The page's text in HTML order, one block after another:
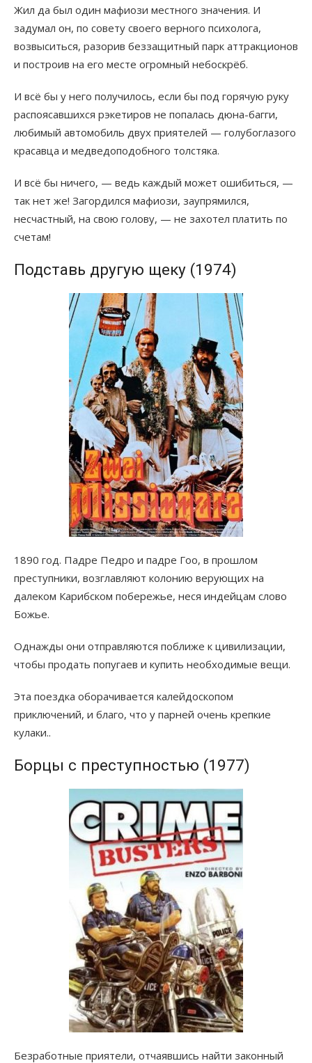
Жил да был один мафиози местного значения. И
задумал он, по совету своего верного психолога,
возвыситься, разорив беззащитный парк аттракционов
и построив на его месте огромный небоскрёб.
И всё бы у него получилось, если бы под горячую руку
распоясавшихся рэкетиров не попалась дюна-багги,
любимый автомобиль двух приятелей — голубоглазого
красавца и медведоподобного толстяка.
И всё бы ничего, — ведь каждый может ошибиться, —
так нет же! Загордился мафиози, заупрямился,
несчастный, на свою голову, — не захотел платить по
счетам!
Подставь другую щеку (1974)
1890 год. Падре Педро и падре Гоо, в прошлом
преступники, возглавляют колонию верующих на
далеком Карибском побережье, неся индейцам слово
Божье.
Однажды они отправляются поближе к цивилизации,
чтобы продать попугаев и купить необходимые вещи.
Эта поездка оборачивается калейдоскопом
приключений, и благо, что у парней очень крепкие
кулаки..
Борцы с преступностью (1977)
Безработные приятели, отчаявшись найти законный